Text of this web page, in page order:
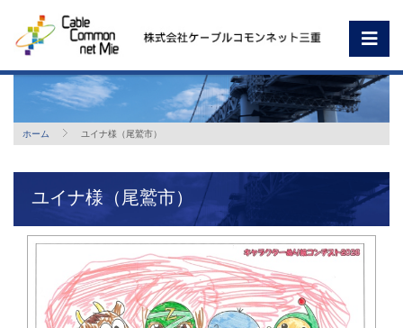
ホーム ユイナ様（尾鷲市）
ユイナ様（尾鷲市）